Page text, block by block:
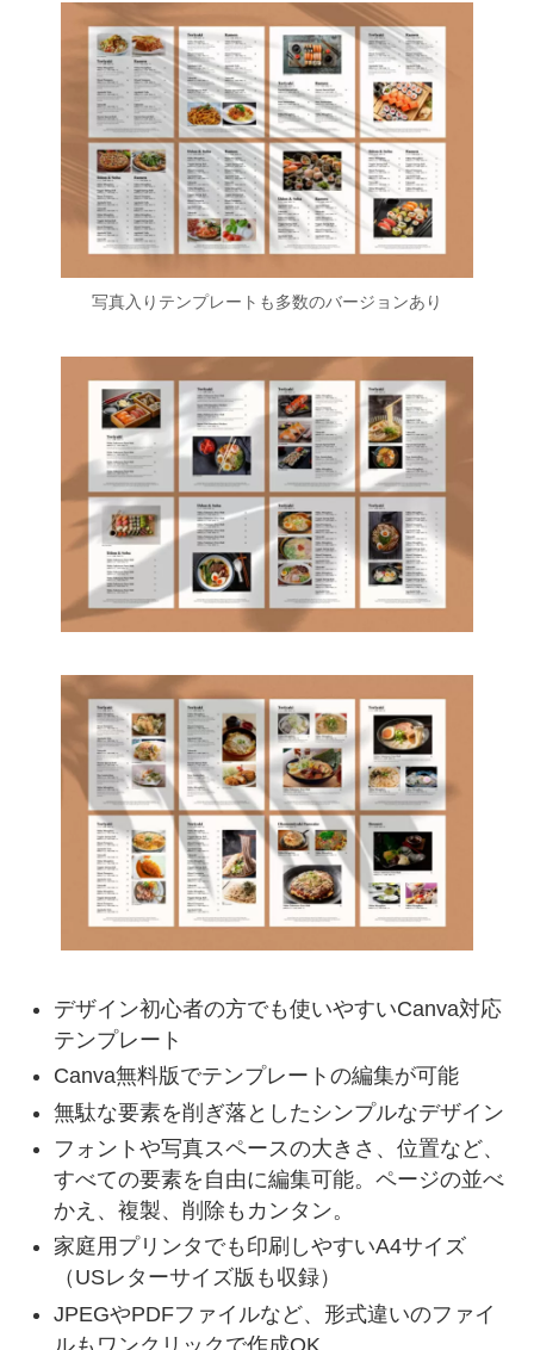
写真入りテンプレートも多数のバージョンあり
デザイン初心者の方でも使いやすいCanva対応
テンプレート
Canva無料版でテンプレートの編集が可能
無駄な要素を削ぎ落としたシンプルなデザイン
フォントや写真スペースの大きさ、位置など、
すべての要素を自由に編集可能。ページの並べ
かえ、複製、削除もカンタン。
家庭用プリンタでも印刷しやすいA4サイズ
（USレターサイズ版も収録）
JPEGやPDFファイルなど、形式違いのファイ
ルもワンクリックで作成OK